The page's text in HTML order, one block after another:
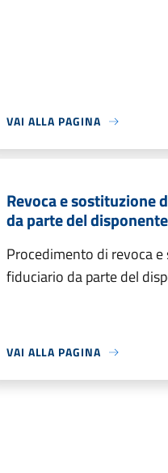
VAI ALLA PAGINA
Revoca e sostituzione
da parte del disponente
Procedimento di revoca
fiduciario da parte del
VAI ALLA PAGINA